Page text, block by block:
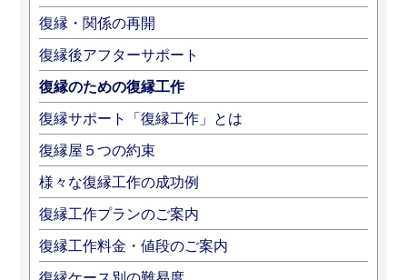
復縁・関係の再開
復縁後アフターサポート
復縁のための復縁工作
復縁サポート「復縁工作」とは
復縁屋５つの約束
様々な復縁工作の成功例
復縁工作プランのご案内
復縁工作料金・値段のご案内